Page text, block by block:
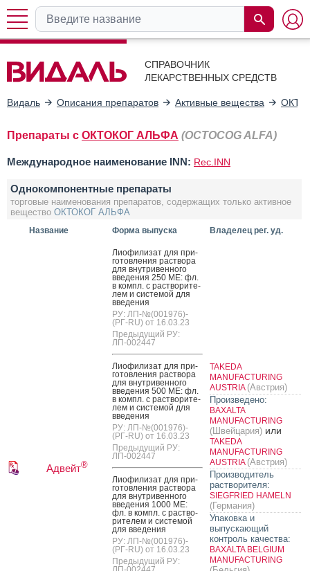
СПРАВОЧНИК
ЛЕКАРСТВЕННЫХ СРЕДСТВ
Видаль Описания препаратов Активные вещества
Препараты с ОКТОКОГ АЛЬФА (OCTOCOG ALFA)
Международное наименование INN: Rec.INN
Однокомпонентные препараты
торговые наименования препаратов, содержащих только активное
вещество ОКТОКОГ АЛЬФА
Название Форма выпуска Владелец рег. уд.
Адвейт®
Ли­офи­лизат для при­
готов­ле­ния рас­тво­ра
для внут­ри­вен­но­го
вве­дения 250 МЕ: фл.
в компл. с рас­тво­рите­
лем и сис­те­мой для
вве­дения
РУ: ЛП-№(001976)-
(РГ-RU) от 16.03.23
Предыдущий РУ:
ЛП-002447
Ли­офи­лизат для при­
готов­ле­ния рас­тво­ра
для внут­ри­вен­но­го
вве­дения 500 МЕ: фл.
в компл. с рас­тво­рите­
лем и сис­те­мой для
вве­дения
РУ: ЛП-№(001976)-
(РГ-RU) от 16.03.23
Предыдущий РУ:
ЛП-002447
Ли­офи­лизат для при­
готов­ле­ния рас­тво­ра
для внут­ри­вен­но­го
вве­дения 1000 МЕ:
фл. в компл. с рас­тво­
рите­лем и сис­те­мой
для вве­дения
РУ: ЛП-№(001976)-
(РГ-RU) от 16.03.23
Предыдущий РУ:
TAKEDA
MANUFACTURING
AUSTRIA (Австрия)
Произведено:
BAXALTA
MANUFACTURING
(Швейцария) или
TAKEDA
MANUFACTURING
AUSTRIA (Австрия)
Производитель
растворителя:
SIEGFRIED HAMELN
(Германия)
Упаковка и
выпускающий
контроль качества:
BAXALTA BELGIUM
MANUFACTURING